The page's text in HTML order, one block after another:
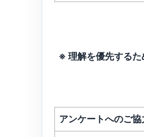
※ 理解を優先する
アンケートへのご協